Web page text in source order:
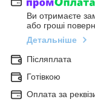
Ви отримаєте
або гроші
Детальніше
Післяплата
Готівкою
Оплата за